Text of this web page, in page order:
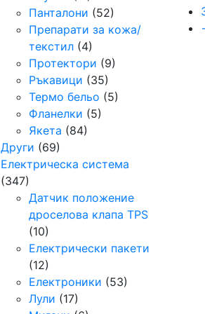
Панталони (52)
Препарати за кожа/
текстил (4)
Протектори (9)
Ръкавици (35)
Термо бельо (5)
Фланелки (5)
Якета (84)
Други (69)
Електрическа система
(347)
Датчик положение
дроселова клапа TPS
(10)
Електрически пакети
(12)
Електроники (53)
Лули (17)